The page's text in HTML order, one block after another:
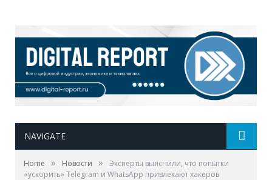
NAVIGATE
Home » Новости »
Эксперты выяснили, что попытки
«ускорить» Telegram и WhatsApp привлекают хакеров